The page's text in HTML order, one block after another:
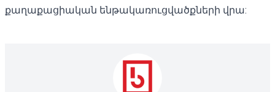
քաղաքացիական ենթակառուցվածքների վրա: